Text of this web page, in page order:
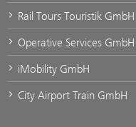
Rail Tours Touristik GmbH
Operative Services
iMobility GmbH
City Airport Train GmbH